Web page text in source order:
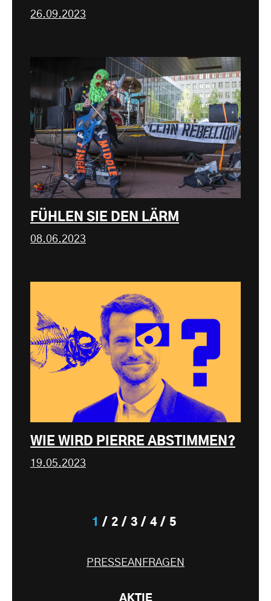
26.09.2023
FÜHLEN SIE DEN LÄRM
08.06.2023
WIE WIRD PIERRE ABSTIMMEN?
19.05.2023
1 2 3 4 5
PRESSEANFRAGEN
AKTIE